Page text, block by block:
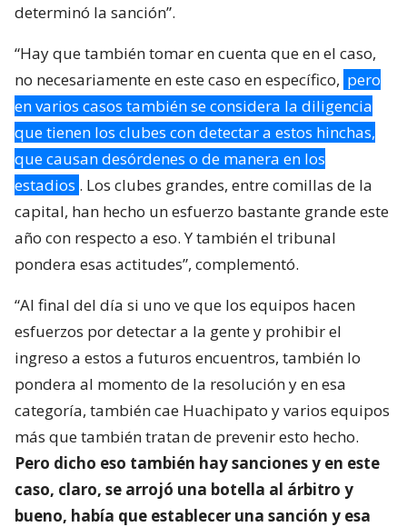
determinó la sanción”.
“Hay que también tomar en cuenta que en el caso,
no necesariamente en este caso en específico, pero
en varios casos también se considera la diligencia
que tienen los clubes con detectar a estos hinchas,
que causan desórdenes o de manera en los
estadios . Los clubes grandes, entre comillas de la
capital, han hecho un esfuerzo bastante grande este
año con respecto a eso. Y también el tribunal
pondera esas actitudes”, complementó.
“Al final del día si uno ve que los equipos hacen
esfuerzos por detectar a la gente y prohibir el
ingreso a estos a futuros encuentros, también lo
pondera al momento de la resolución y en esa
categoría, también cae Huachipato y varios equipos
más que también tratan de prevenir esto hecho.
Pero dicho eso también hay sanciones y en este
caso, claro, se arrojó una botella al árbitro y
bueno, había que establecer una sanción y esa